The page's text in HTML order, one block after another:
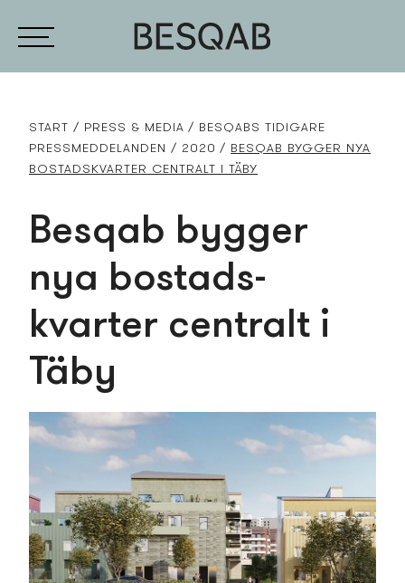
START PRESS­ & MEDIA
BESQABS TIDIGARE
PRESS­MEDDELANDEN
2020
BESQAB BYGGER NYA
BOSTADS­KVARTER CENTRALT I TÄBY
Besqab bygger
nya bostads­
kvarter centralt i
Täby